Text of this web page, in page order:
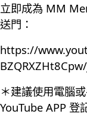
立即成為 MM
送門：
https://
＊建議使用電腦
YouTube APP 登